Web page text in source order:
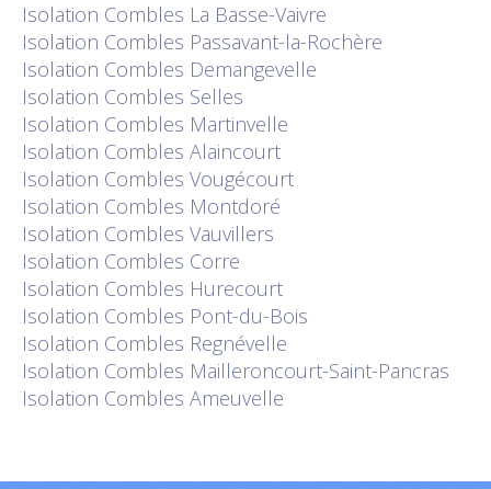
Isolation Combles La Basse-Vaivre
Isolation Combles Passavant-la-Rochère
Isolation Combles Demangevelle
Isolation Combles Selles
Isolation Combles Martinvelle
Isolation Combles Alaincourt
Isolation Combles Vougécourt
Isolation Combles Montdoré
Isolation Combles Vauvillers
Isolation Combles Corre
Isolation Combles Hurecourt
Isolation Combles Pont-du-Bois
Isolation Combles Regnévelle
Isolation Combles Mailleroncourt-Saint-Pancras
Isolation Combles Ameuvelle